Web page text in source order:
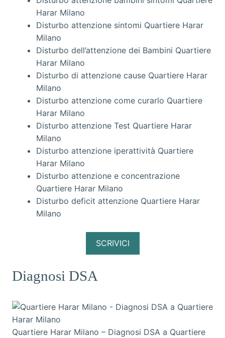
Harar Milano
Disturbo attenzione sintomi Quartiere Harar
Milano
Disturbo dell’attenzione dei Bambini Quartiere
Harar Milano
Disturbo di attenzione cause Quartiere Harar
Milano
Disturbo attenzione come curarlo Quartiere
Harar Milano
Disturbo attenzione Test Quartiere Harar
Milano
Disturbo attenzione iperattività Quartiere
Harar Milano
Disturbo attenzione e concentrazione
Quartiere Harar Milano
Disturbo deficit attenzione Quartiere Harar
Milano
SCRIVICI
Diagnosi DSA
Quartiere Harar Milano – Diagnosi DSA a Quartiere